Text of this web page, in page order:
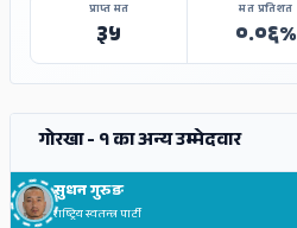
प्राप्त मत
३५
मत प्रतिशत
०.०६%
गोरखा - १ का अन्य उम्मेदवार
सुधन गुरुङ
राष्ट्रिय स्वतन्त्र पार्टी